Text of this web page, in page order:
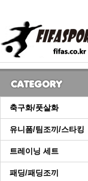
축구화/풋살화
유니폼/팀조끼/스타킹
트레이닝 세트
패딩/패딩조끼